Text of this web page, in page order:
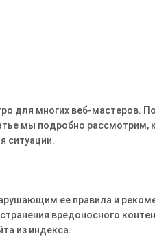
для многих веб-мастеров.
мы подробно рассмотрим,
ситуации.
ее правила и
вредоносного
из индекса.